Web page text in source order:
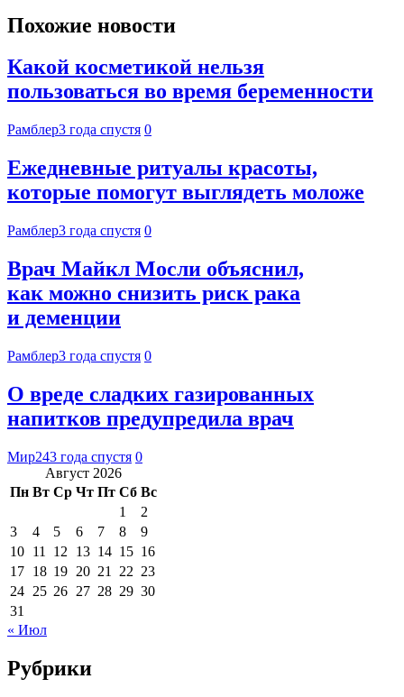
Похожие новости
Какой косметикой нельзя
пользоваться во время беременности
Рамблер3 года спустя 0
Ежедневные ритуалы красоты,
которые помогут выглядеть моложе
Рамблер3 года спустя 0
Врач Майкл Мосли объяснил,
как можно снизить риск рака
и деменции
Рамблер3 года спустя 0
О вреде сладких газированных
напитков предупредила врач
Мир243 года спустя 0
Август 2026
Пн Вт Ср Чт Пт Сб Вс
1
2
3
4 5 6 7 8
9
10 11 12 13 14 15 16
17 18 19 20 21 22 23
24 25 26 27 28 29 30
31
« Июл
Рубрики